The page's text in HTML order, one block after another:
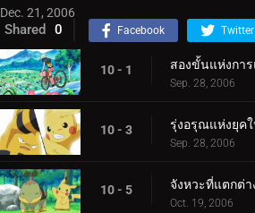
Dec. 21, 2006
Shared 0 Facebook Twitter
10 - 1 สองขั้นแห่งกา
Sep. 28, 2006
10 - 3 รุ่งอรุณแห่งยุค
Sep. 28, 2006
10 - 5 จังหวะที่แตกต่า
Oct. 19, 2006